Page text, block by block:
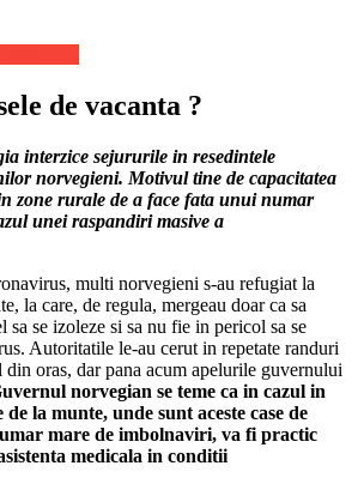
de vacanta ?
interzice sejururile in resedintele
norvegieni. Motivul tine de capacitatea
zone rurale de a face fata unui numar
unei raspandiri masive a
multi norvegieni s-au refugiat la
la care, de regula, mergeau doar ca sa
sa se izoleze si sa nu fie in pericol sa se
Autoritatile le-au cerut in repetate randuri
oras, dar pana acum apelurile guvernului
norvegian se teme ca in cazul in
la munte, unde sunt aceste case de
mare de imbolnaviri, va fi practic
medicala in conditii